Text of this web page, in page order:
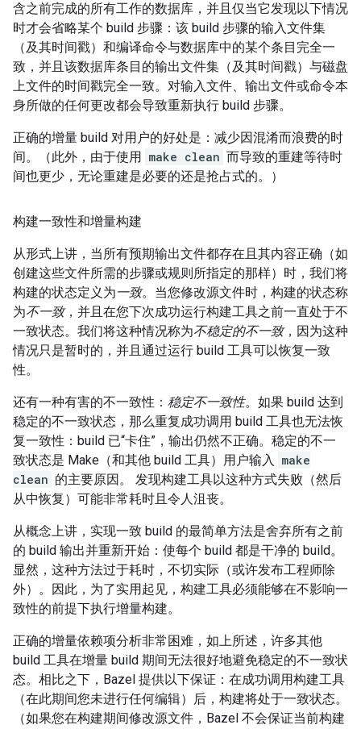
含之前完成的所有工作的数据库，并且仅当它发现以下情况
时才会省略某个 build 步骤：该 build 步骤的输入文件集
（及其时间戳）和编译命令与数据库中的某个条目完全一
致，并且该数据库条目的输出文件集（及其时间戳）与磁盘
上文件的时间戳完全一致。对输入文件、输出文件或命令本
身所做的任何更改都会导致重新执行 build 步骤。
正确的增量 build 对用户的好处是：减少因混淆而浪费的时
间。（此外，由于使用 make clean 而导致的重建等待时
间也更少，无论重建是必要的还是抢占式的。）
构建一致性和增量构建
从形式上讲，当所有预期输出文件都存在且其内容正确（如
创建这些文件所需的步骤或规则所指定的那样）时，我们将
构建的状态定义为一致。当您修改源文件时，构建的状态称
为不一致，并且在您下次成功运行构建工具之前一直处于不
一致状态。我们将这种情况称为不稳定的不一致，因为这种
情况只是暂时的，并且通过运行 build 工具可以恢复一致
性。
还有一种有害的不一致性： 稳定不一致性。如果 build 达到
稳定的不一致状态，那么重复成功调用 build 工具也无法恢
复一致性：build 已“卡住”，输出仍然不正确。稳定的不一
致状态是 Make（和其他 build 工具）用户输入 make
clean 的主要原因。 发现构建工具以这种方式失败（然后
从中恢复）可能非常耗时且令人沮丧。
从概念上讲，实现一致 build 的最简单方法是舍弃所有之前
的 build 输出并重新开始：使每个 build 都是干净的 build。
显然，这种方法过于耗时，不切实际（或许发布工程师除
外）。因此，为了实用起见，构建工具必须能够在不影响一
致性的前提下执行增量构建。
正确的增量依赖项分析非常困难，如上所述，许多其他
build 工具在增量 build 期间无法很好地避免稳定的不一致状
态。相比之下，Bazel 提供以下保证：在成功调用构建工具
（在此期间您未进行任何编辑）后，构建将处于一致状态。
（如果您在构建期间修改源文件，Bazel 不会保证当前构建